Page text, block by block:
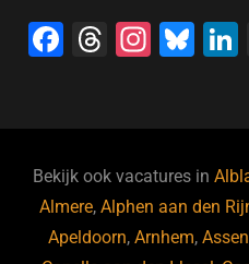
F
b
o
o
T
d
s
In
a
m
Bl
ky
Bekijk ook vacatures in
Almere,Alphen aan den
Apeldoorn,Arnhem,Assen